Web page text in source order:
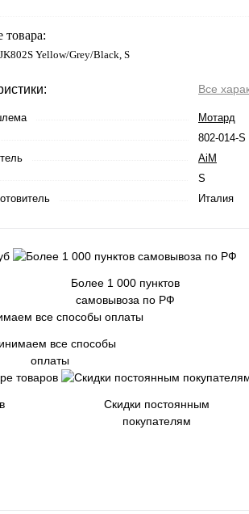
Yellow/Grey/Black, S
Все
Мотард
802-014-S
AiM
S
Италия
Более 1 000 пунктов
самовывоза по РФ
все способы
оплаты
Скидки постоянным
покупателям